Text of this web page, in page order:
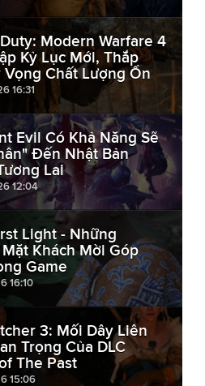
Modern Warfare 4
Kỷ Lục Mới, Thắp
Vọng Chất Lượng Ổn
16:31
Evil Có Khả Năng Sẽ
Đến Nhật Bản
Lai
12:04
Light - Những
Khách Mời Góp
Game
16:10
3: Mối Dây Liên
Trọng Của DLC
The Past
15:06